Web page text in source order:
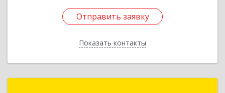
Отправить заявку
Показать контакты
Отправить заявку
Назад